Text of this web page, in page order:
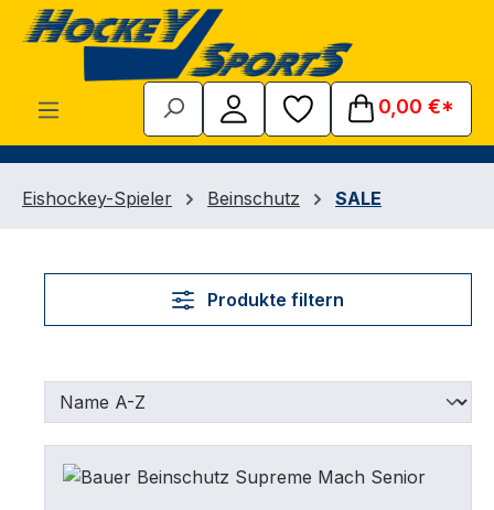
Zum Hauptinhalt springen
0,00 €*
Eishockey-Spieler Beinschutz SALE
Produkte filtern